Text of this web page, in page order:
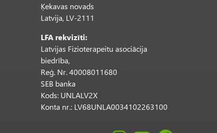
Ķekavas novads
Latvija, LV-2111
LFA rekvizīti:
Latvijas Fizioterapeitu asociācija
biedrība,
Reģ. Nr. 40008011680
SEB banka
Kods: UNLALV2X
Konta nr.: LV68UNLA0034102263100